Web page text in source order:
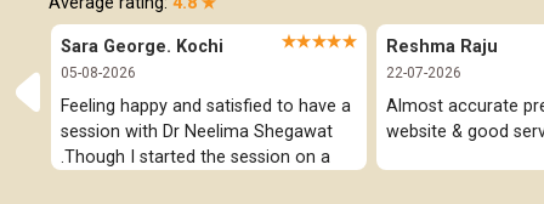
Marriage Horoscope Reviews
Super Horoscope Reviews
Education Horoscope Reviews
Sara George. Kochi ★★★★★
05-08-2026
Feeling happy and satisfied to have a
session with Dr Neelima Shegawat
.Though I started the session on a
Reshma Raju
22-07-2026
Almost accurate
website & good